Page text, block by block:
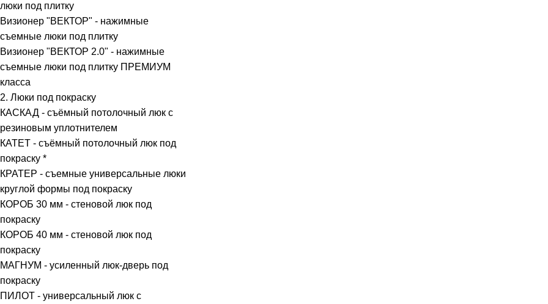
люки под плитку
Визионер "ВЕКТОР" - нажимные
съемные люки под плитку
Визионер "ВЕКТОР 2.0" - нажимные
съемные люки под плитку ПРЕМИУМ
класса
2. Люки под покраску
КАСКАД - съёмный потолочный люк с
резиновым уплотнителем
КАТЕТ - съёмный потолочный люк под
покраску *
КРАТЕР - съемные универсальные люки
круглой формы под покраску
КОРОБ 30 мм - стеновой люк под
покраску
КОРОБ 40 мм - стеновой люк под
покраску
МАГНУМ - усиленный люк-дверь под
покраску
ПИЛОТ - универсальный люк с